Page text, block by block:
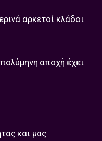
αρκετοί κλάδοι
αποχή έχει
και μας